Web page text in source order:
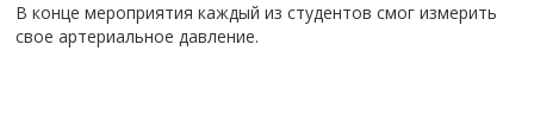
В конце мероприятия каждый из студентов смог измерить
свое артериальное давление.